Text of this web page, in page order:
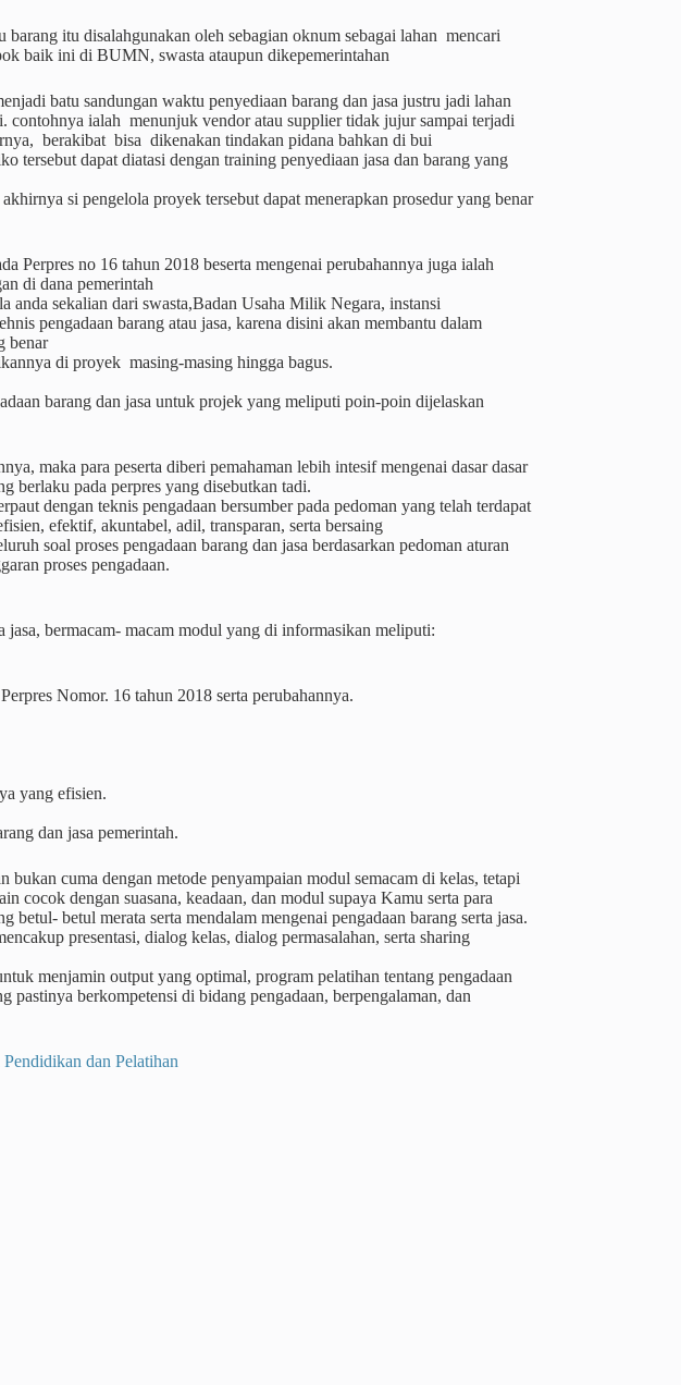
barang itu disalahgunakan oleh sebagian oknum sebagai lahan mencari
baik ini di BUMN, swasta ataupun dikepemerintahan
batu sandungan waktu penyediaan barang dan jasa justru jadi lahan
contohnya ialah menunjuk vendor atau supplier tidak jujur sampai terjadi
berakibat bisa dikenakan tindakan pidana bahkan di bui
tersebut dapat diatasi dengan training penyediaan jasa dan barang yang
si pengelola proyek tersebut dapat menerapkan prosedur yang benar
Perpres no 16 tahun 2018 beserta mengenai perubahannya juga ialah
di dana pemerintah
sekalian dari swasta,Badan Usaha Milik Negara, instansi
pengadaan barang atau jasa, karena disini akan membantu dalam
benar
di proyek masing-masing hingga bagus.
barang dan jasa untuk projek yang meliputi poin-poin dijelaskan
maka para peserta diberi pemahaman lebih intesif mengenai dasar dasar
berlaku pada perpres yang disebutkan tadi.
dengan teknis pengadaan bersumber pada pedoman yang telah terdapat
efektif, akuntabel, adil, transparan, serta bersaing
soal proses pengadaan barang dan jasa berdasarkan pedoman aturan
proses pengadaan.
bermacam- macam modul yang di informasikan meliputi:
Nomor. 16 tahun 2018 serta perubahannya.
yang efisien.
dan jasa pemerintah.
bukan cuma dengan metode penyampaian modul semacam di kelas, tetapi
cocok dengan suasana, keadaan, dan modul supaya Kamu serta para
betul merata serta mendalam mengenai pengadaan barang serta jasa.
presentasi, dialog kelas, dialog permasalahan, serta sharing
menjamin output yang optimal, program pelatihan tentang pengadaan
pastinya berkompetensi di bidang pengadaan, berpengalaman, dan
dan Pelatihan